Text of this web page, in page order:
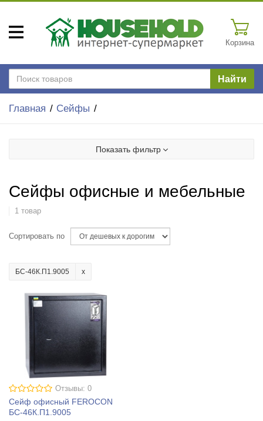
Корзина
Найти
Главная Сейфы
Показать фильтр
Сейфы офисные и мебельные
1 товар
Сортировать по
БС-46К.П1.9005
Отзывы: 0
Сейф офисный FEROCON
БС-46К.П1.9005